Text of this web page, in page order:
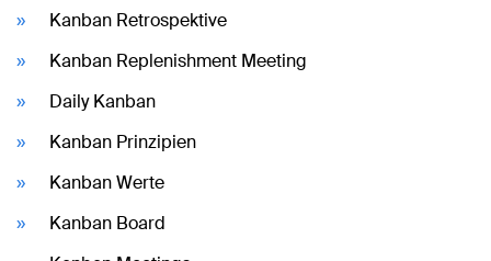
Kanban Retrospektive
Kanban Replenishment Meeting
Daily Kanban
Kanban Prinzipien
Kanban Werte
Kanban Board